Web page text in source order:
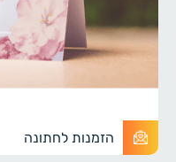
הזמנות לחתונה